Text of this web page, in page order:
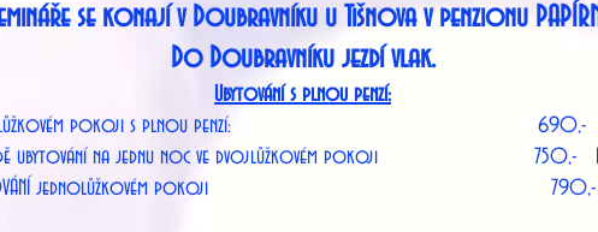
se konají v Doubravníku u Tišnova v penzionu
Do Doubravníku jezdí vlak.
Ubytování s plnou penzí:
pokoji s plnou penzí: 690,-
ubytování na jednu noc ve dvojlůžkovém pokoji
pokoji 790,- Kč /den ....